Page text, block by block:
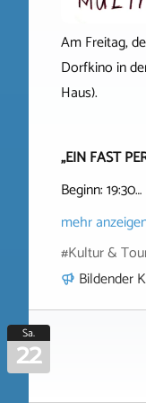
Am Freitag,
Dorfkino in
Haus).
„EIN FAST
Beginn: 19:30…
mehr
#Kultur &
Bildender
Sa.
22